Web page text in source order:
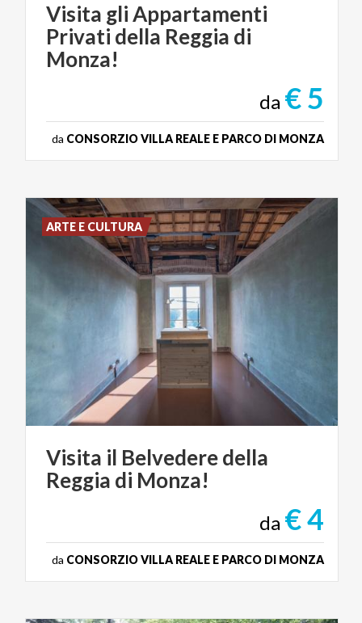
Visita gli Appartamenti
Privati della Reggia di
Monza!
da € 5
da CONSORZIO VILLA REALE E PARCO DI MONZA
Visita il Belvederedella
Reggia di Monza!
da € 4
da CONSORZIO VILLA REALE E PARCO DI MONZA
ARTE E CULTURA